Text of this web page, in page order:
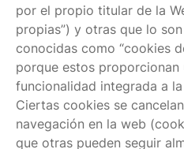
por el propio titular de la
propias”) y otras que lo
conocidas como “cookies
porque estos proporcionan
funcionalidad integrada a
Ciertas cookies se
navegación en la web
que otras pueden seguir